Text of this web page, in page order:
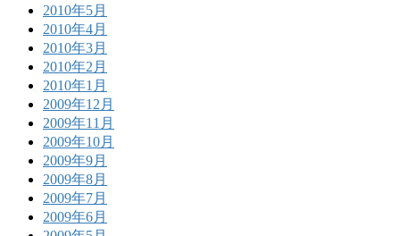
2010年5月
2010年4月
2010年3月
2010年2月
2010年1月
2009年12月
2009年11月
2009年10月
2009年9月
2009年8月
2009年7月
2009年6月